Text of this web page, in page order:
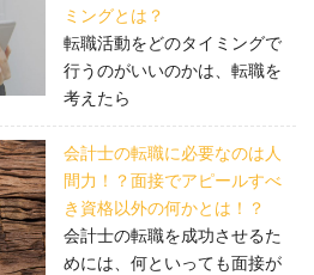
ミングとは？
転職活動をどのタイミングで
行うのがいいのかは、転職を
考えたら
会計士の転職に必要なのは人
間力！？面接でアピールすべ
き資格以外の何かとは！？
会計士の転職を成功させるた
めには、何といっても面接が